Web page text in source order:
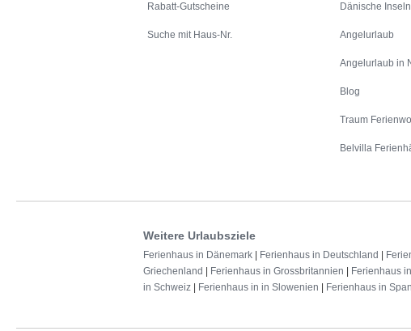
Rabatt-Gutscheine
Suche mit Haus-Nr.
Dänische Inseln
Angelurlaub
Angelurlaub in
Blog
Traum
Belvilla
Weitere Urlaubsziele
Ferienhaus in Dänemark Ferienhaus in Deutschland
Griechenland
Ferienhaus in Grossbritannien Ferienhaus
in Schweiz
Ferienhaus in in Slowenien Ferienhaus in